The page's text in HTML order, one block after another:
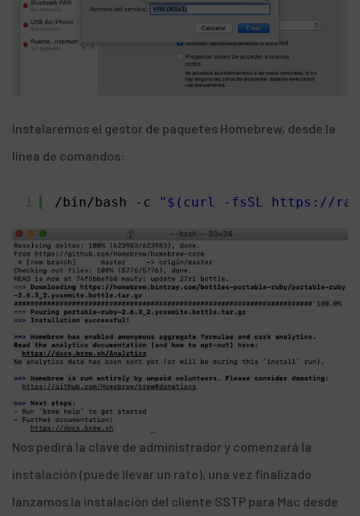
Instalaremos el gestor de paquetes Homebrew, desde la
línea de comandos:
1 /bin/bash -c "$(curl -fsSL https://
Nos pedirá la clave de administrador y comenzará la
instalación (puede llevar un rato), una vez finalizado
lanzamos la instalación del cliente SSTP para Mac desde